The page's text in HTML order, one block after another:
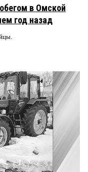
в Омской
год назад